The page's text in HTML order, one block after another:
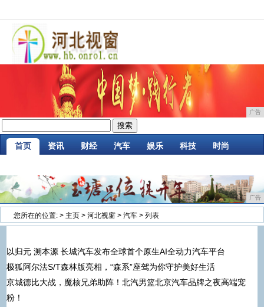
广告
首页 资讯 财经 汽车 娱乐 科技 时尚
广告
您所在的位置: > 主页 > 河北视窗 > 汽车 > 列表
以归元 溯本源 长城汽车发布全球首个原生AI全动力汽车平台
极狐阿尔法S/T森林版亮相，“森系”座驾为你守护美好生活
京城德比大战，魔核兄弟助阵！北汽男篮北京汽车品牌之夜高端宠
粉！